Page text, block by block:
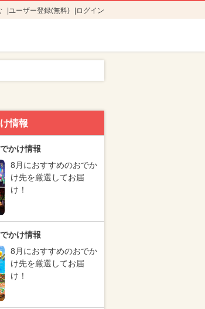
ユーザー登録(無料) ログイン
情報
かけ情報
8月におすすめのおでか
け先を厳選してお届
け！
かけ情報
8月におすすめのおでか
け先を厳選してお届
け！